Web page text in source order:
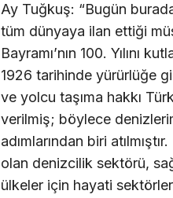
Ay Tuğkuş: “Bugün
tüm dünyaya ilan ettiği
Bayramı’nın 100. Yılını
1926 tarihinde yürürlüğe
ve yolcu taşıma hakkı
verilmiş; böylece
adımlarından biri
olan denizcilik sektörü,
ülkeler için hayati